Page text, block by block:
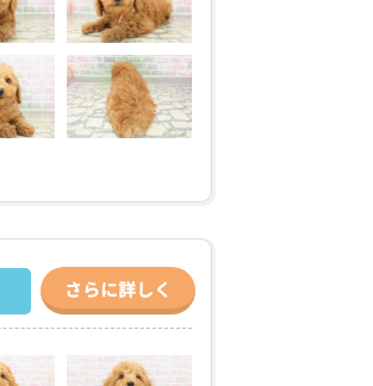
さらに詳しく